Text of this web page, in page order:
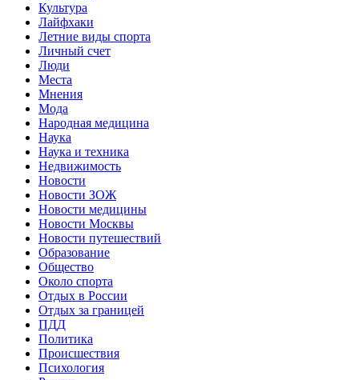
Культура
Лайфхаки
Летние виды спорта
Личный счет
Люди
Места
Мнения
Мода
Народная медицина
Наука
Наука и техника
Недвижимость
Новости
Новости ЗОЖ
Новости медицины
Новости Москвы
Новости путешествий
Образование
Общество
Около спорта
Отдых в России
Отдых за границей
ПДД
Политика
Происшествия
Психология